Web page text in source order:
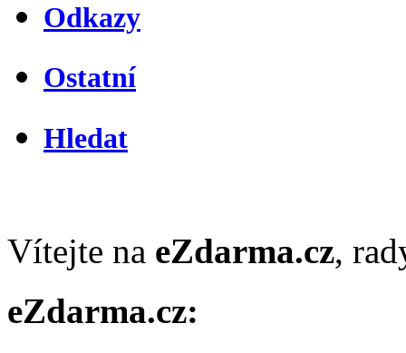
Odkazy
Ostatní
Hledat
Vítejte na eZdarma.cz,
eZdarma.cz: